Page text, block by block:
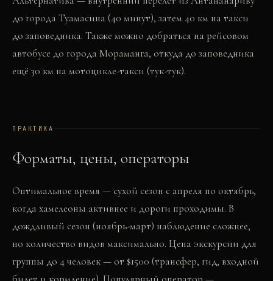
до города Туамасина (40 минут), затем 40 км на такси
до заповедника. Также можно добраться на рейсовом
автобусе до города Мораманга, откуда до заповедника
ещё 30 км на мотоцикле-такси (тук-тук).
ПРАКТИКА
Форматы, цены, операторы
Оптимальное время — сухой сезон с апреля по октябрь,
когда хамелеоны активнее и дороги проходимы. В
дождливый сезон (ноябрь-март) наблюдение сложнее,
но количество видов максимально. Цена экскурсии для
группы до 4 человек — от $1500 (трансфер, гид, входной